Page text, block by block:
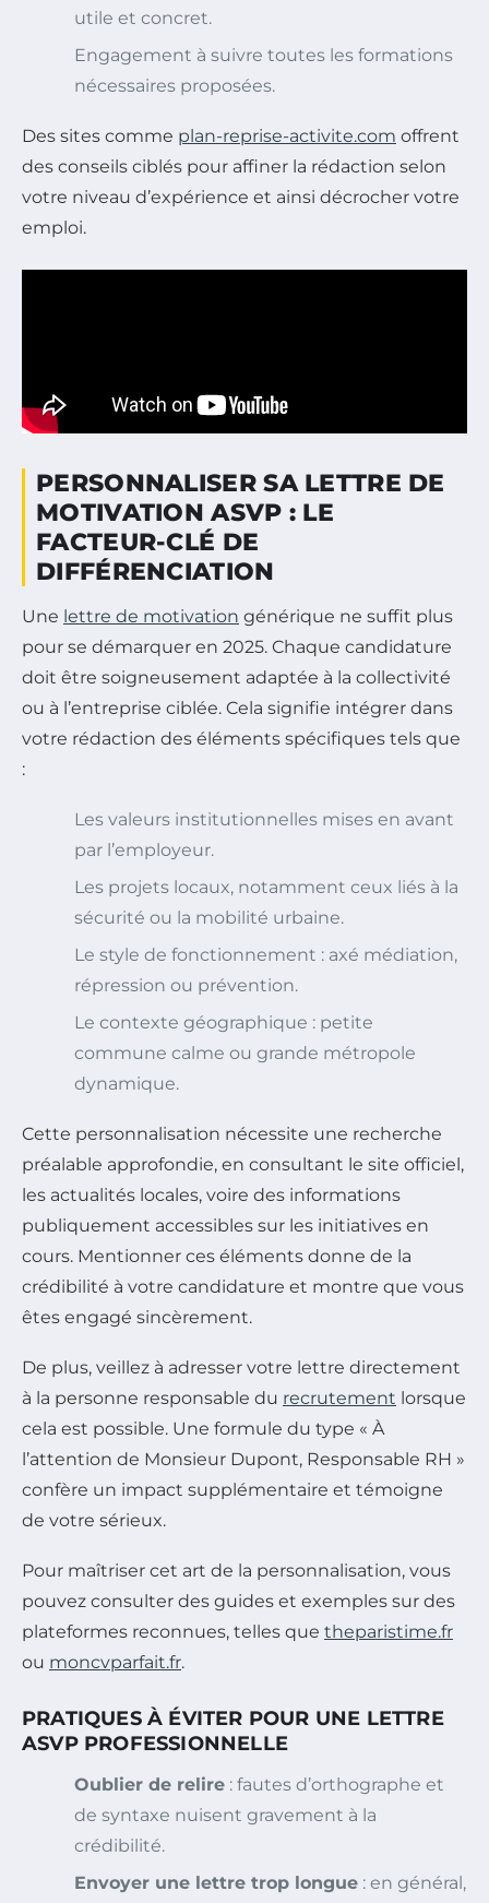
utile et concret.
Engagement à suivre toutes les formations
nécessaires proposées.
Des sites comme plan-reprise-activite.com offrent
des conseils ciblés pour affiner la rédaction selon
votre niveau d’expérience et ainsi décrocher votre
emploi.
PERSONNALISER SA LETTRE DE
MOTIVATION ASVP : LE
FACTEUR-CLÉ DE
DIFFÉRENCIATION
Une lettre de motivation générique ne suffit plus
pour se démarquer en 2025. Chaque candidature
doit être soigneusement adaptée à la collectivité
ou à l’entreprise ciblée. Cela signifie intégrer dans
votre rédaction des éléments spécifiques tels que
:
Les valeurs institutionnelles mises en avant
par l’employeur.
Les projets locaux, notamment ceux liés à la
sécurité ou la mobilité urbaine.
Le style de fonctionnement : axé médiation,
répression ou prévention.
Le contexte géographique : petite
commune calme ou grande métropole
dynamique.
Cette personnalisation nécessite une recherche
préalable approfondie, en consultant le site officiel,
les actualités locales, voire des informations
publiquement accessibles sur les initiatives en
cours. Mentionner ces éléments donne de la
crédibilité à votre candidature et montre que vous
êtes engagé sincèrement.
De plus, veillez à adresser votre lettre directement
à la personne responsable du recrutement lorsque
cela est possible. Une formule du type « À
l’attention de Monsieur Dupont, Responsable RH »
confère un impact supplémentaire et témoigne
de votre sérieux.
Pour maîtriser cet art de la personnalisation, vous
pouvez consulter des guides et exemples sur des
plateformes reconnues, telles que theparistime.fr
ou moncvparfait.fr.
PRATIQUES À ÉVITER POUR UNE LETTRE
ASVP PROFESSIONNELLE
Oublier de relire : fautes d’orthographe et
de syntaxe nuisent gravement à la
crédibilité.
Envoyer une lettre trop longue : en général,